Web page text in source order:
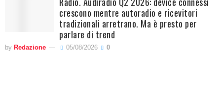
crescono mentre autoradio e ricevitori
tradizionali arretrano. Ma è presto per
parlare di trend
by Redazione 05/08/2026 0